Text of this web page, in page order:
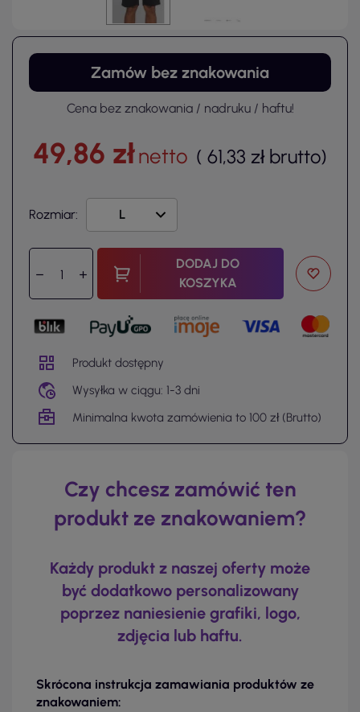
Zamów bez znakowania
Cena bez znakowania / nadruku / haftu!
49,86 złnetto ( 61,33 zł brutto)
Rozmiar:
DODAJ DO
KOSZYKA
Produkt dostępny
Wysyłka w ciągu: 1-3 dni
Minimalna kwota zamówienia to 100 zł (Brutto)
Czy chcesz zamówić ten
produkt ze znakowaniem?
Każdy produkt z naszej oferty może
być dodatkowo personalizowany
poprzez naniesienie grafiki, logo,
zdjęcia lub haftu.
Skrócona instrukcja zamawiania produktów ze
znakowaniem: